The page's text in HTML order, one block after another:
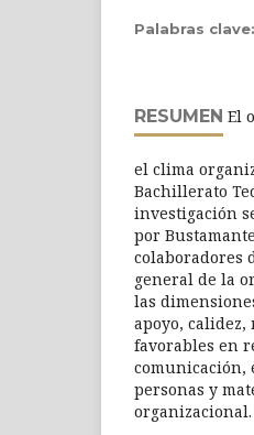
Palabras clave:
RESUMEN El
el clima
Bachillerato
investigación
por
colaboradores
general de la
las
apoyo,
favorables en
comunicación,
personas y
organizacional.